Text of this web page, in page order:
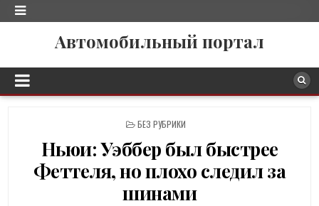
Автомобильный портал
P
S
T
E
БЕЗ РУБРИКИ
Ньюи: Уэббер был быстрее
Феттеля, но плохо следил за
шинами